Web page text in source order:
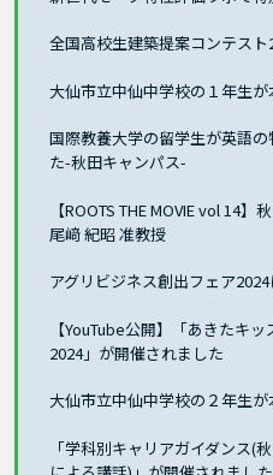
全国高校生建築提案コンテス
大仙市立中仙中学校の１年生
国際教養大学の留学生が英語
た-秋田キャンパス-
【ROOTS THE MOVIE vol 14
尾﨑 紀昭 准教授
アグリビジネス創出フェア
【YouTube公開】「あきたキ
2024」が開催されました
大仙市立中仙中学校の２年生
「学科別キャリアガイダンス(